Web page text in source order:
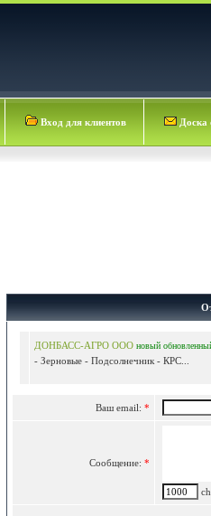
Вход для клиентов Доска
ДОНБАСС-АГРО ООО новый
- Зерновые - Подсолнечник - КРС...
Ваш email: *
Сообщение: *